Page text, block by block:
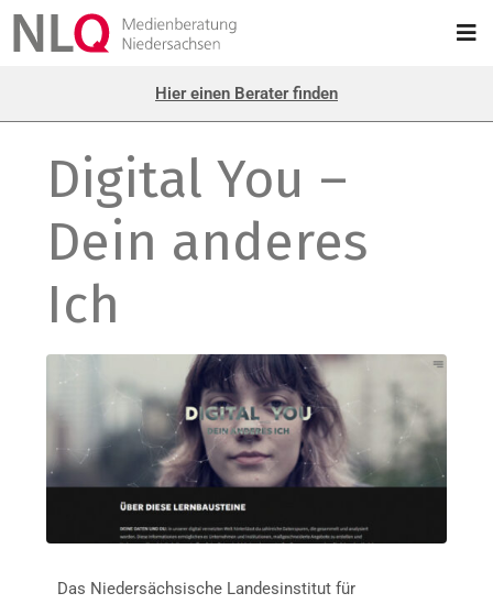
Hier einen Berater finden
Digital You –
Dein anderes
Ich
Das Niedersächsische Landesinstitut für